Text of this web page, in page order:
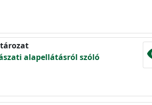
alapellátásról szóló